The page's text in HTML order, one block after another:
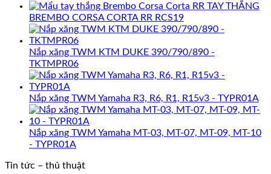
TAY THẮNG
BREMBO CORSA CORTA RR RCS19
Nắp xăng TWM KTM DUKE 390/790/890 -
TKTMPR06
Nắp xăng TWM Yamaha R3, R6, R1, R15v3 - TYPR01A
Nắp xăng TWM Yamaha MT-03, MT-07, MT-09, MT-10
- TYPR01A
Tin tức – thủ thuật